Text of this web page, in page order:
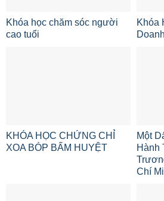
Khóa học chăm sóc người
cao tuổi
Khóa
KHÓA HỌC CHỨNG CHỈ
XOA BÓP BẤM HUYỆT
Một
Hành
Chí